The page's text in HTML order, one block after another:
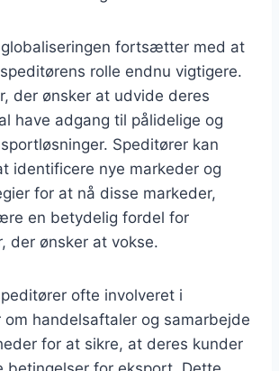
fortsætter med at
rolle endnu vigtigere.
der ønsker at udvide deres
have adgang til pålidelige og
Speditører kan
identificere nye markeder og
for at nå disse markeder,
en betydelig fordel for
der ønsker at vokse.
ofte involveret i
handelsaftaler og samarbejde
for at sikre, at deres kunder